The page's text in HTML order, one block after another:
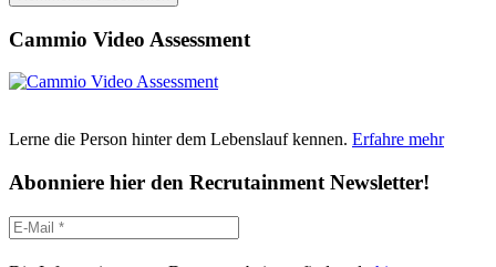
Cammio Video Assessment
Lerne die Person hinter dem Lebenslauf kennen. Erfahre mehr
Abonniere hier den Recrutainment Newsletter!